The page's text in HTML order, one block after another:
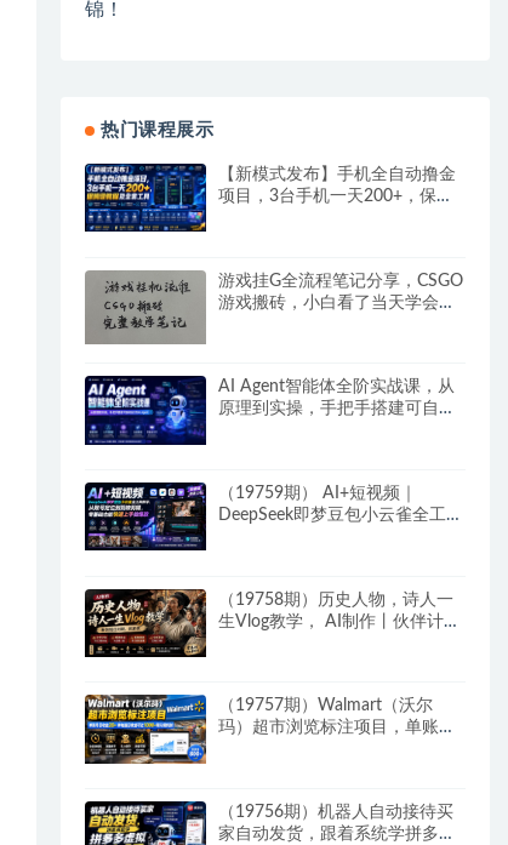
锦！
热门课程展示
【新模式发布】手机全自动撸金
项目，3台手机一天200+，保姆
游戏挂G全流程笔记分享，CSGO
游戏搬砖，小白看了当天学会见
AI Agent智能体全阶实战课，从
原理到实操，手把手搭建可自动
（19759期） AI+短视频｜
DeepSeek即梦豆包小云雀全工具
（19758期）历史人物，诗人一
生Vlog教学， AI制作丨伙伴计划
（19757期）Walmart（沃尔
玛）超市浏览标注项目，单账号
（19756期）机器人自动接待买
家自动发货，跟着系统学拼多多